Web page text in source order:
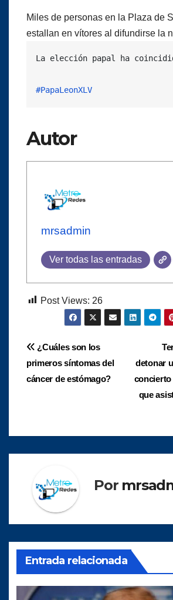
Miles de personas en la Plaza de
estallan en vítores al difundirse la
La elección papal ha
#PapaLeonXLV
Autor
mrsadmin
Ver todas las entradas
Post Views: 26
Navegación
de
detonar
concierto
que
¿Cuáles son los
primeros síntomas del
cáncer de estómago?
Por
Entrada relacionada